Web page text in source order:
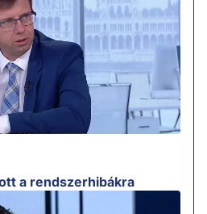
a rendszerhibákra